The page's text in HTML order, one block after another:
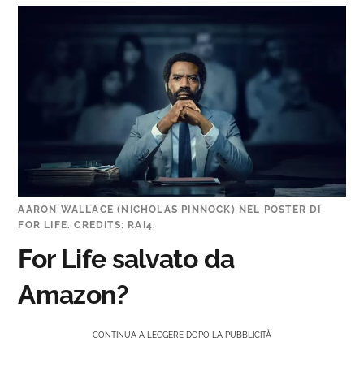
AARON WALLACE (NICHOLAS PINNOCK) NEL POSTER DI
FOR LIFE. CREDITS: RAI4.
For Life salvato da
Amazon?
CONTINUA A LEGGERE DOPO LA PUBBLICITÀ